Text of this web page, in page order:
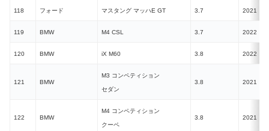
118 フォード マスタング マッハE GT 3.7 2021
119 BMW M4 CSL 3.7 2022
120 BMW iX M60 3.8 2022
121 BMW
M3 コンペティション
セダン
3.8 2021
122 BMW
M4 コンペティション
クーペ
3.8 2021